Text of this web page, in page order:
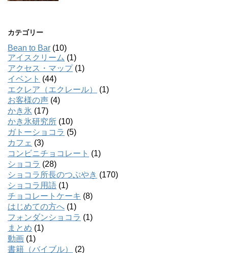
カテゴリー
Bean to Bar (10)
アイスクリーム (1)
アクセス・マップ(1)
イベント (44)
エクレア（エクレール）
(1)
お客様の声 (4)
かき氷 (17)
かき氷研究所 (10)
ガトーショコラ (5)
カフェ (3)
コンビニチョコレート (1)
ショコラ (28)
ショコラ所長のつぶやき (170)
ショコラ用語 (1)
チョコレートケーキ (8)
はじめての方へ (1)
フォンダンショコラ (1)
まとめ (1)
動画 (1)
書籍（バイブル）
(2)